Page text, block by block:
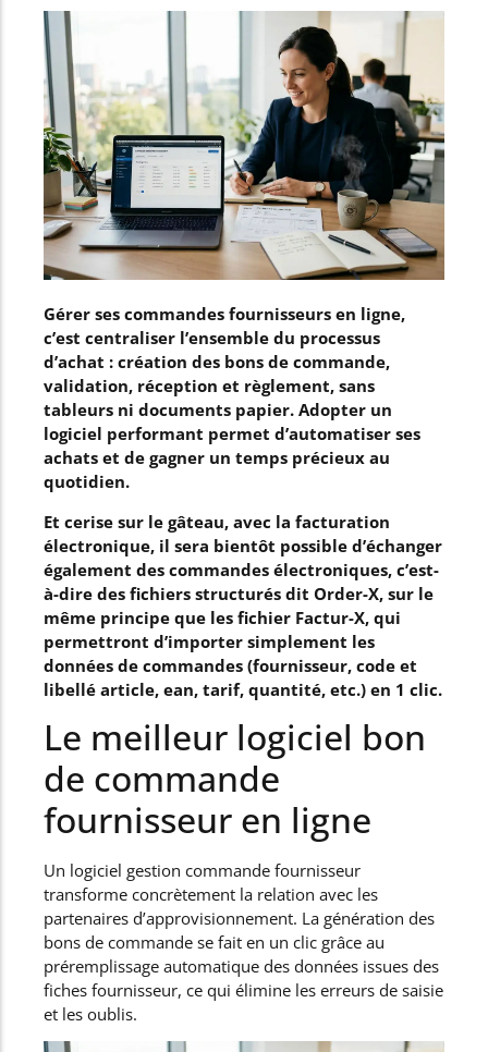
Gérer ses commandes fournisseurs en ligne,
c’est centraliser l’ensemble du processus
d’achat : création des bons de commande,
validation, réception et règlement, sans
tableurs ni documents papier. Adopter un
logiciel performant permet d’automatiser ses
achats et de gagner un temps précieux au
quotidien.
Et cerise sur le gâteau, avec la facturation
électronique, il sera bientôt possible d’échanger
également des commandes électroniques, c’est-
à-dire des fichiers structurés dit Order-X, sur le
même principe que les fichier Factur-X, qui
permettront d’importer simplement les
données de commandes (fournisseur, code et
libellé article, ean, tarif, quantité, etc.) en 1 clic.
Le meilleur logiciel bon
de commande
fournisseur en ligne
Un logiciel gestion commande fournisseur
transforme concrètement la relation avec les
partenaires d’approvisionnement. La génération des
bons de commande se fait en un clic grâce au
préremplissage automatique des données issues des
fiches fournisseur, ce qui élimine les erreurs de saisie
et les oublis.